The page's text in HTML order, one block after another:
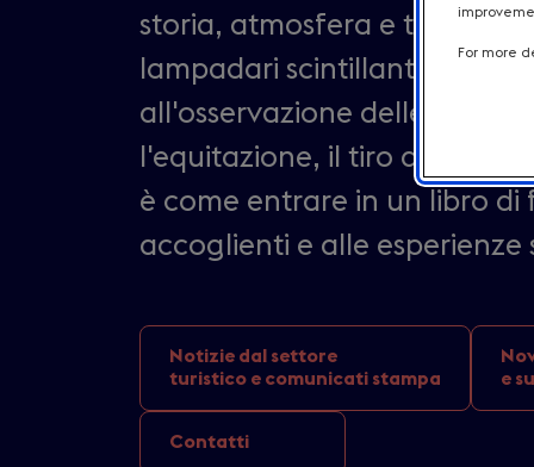
storia, atmosfera e tanto
lampadari scintillanti alle
all'osservazione delle stelle
l'equitazione, il tiro al
è come entrare in un libro di
accoglienti e alle esperienze
Notizie dal settore
turistico e comunicati stampa
e
Contatti
For more